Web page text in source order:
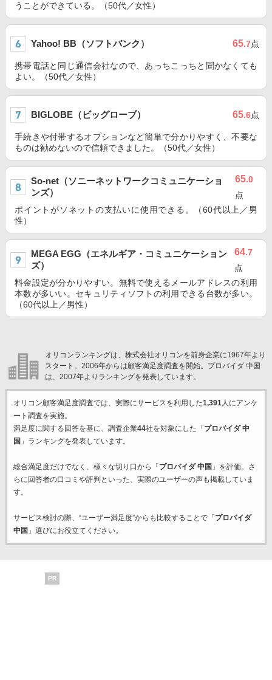
うことができている。（50代／女性）
Yahoo! BB（ソフトバンク） 65.7点
携帯電話と同じ通信会社なので、あっちこっちと聞かなくても
よい。（50代／女性）
BIGLOBE（ビッグローブ） 65.6点
手続きや付帯するオプションなど簡単で分かりやすく、不要な
ものは勧めないので信頼できました。（50代／女性）
So-net（ソニーネットワークコミュニケーショ
ンズ）
65.0
点
ポイントがソネットの支払いに使用できる。（60代以上／男
性）
MEGA EGG（エネルギア・コミュニケーション
ズ）
64.7
点
料金設定が分かりやすい。無料で使えるメールアドレスの利用
本数が多いい。セキュリティソフトの利用できる台数が多い。
（60代以上／男性）
オリコンランキングは、株式会社オリコンを前身企業に1967年より
スタート。2006年からは顧客満足度調査を開始。プロバイダ 中国
は、2007年よりランキングを発表しています。
オリコン顧客満足度調査では、実際にサービスを利用した1,391人にアンケ
ート調査を実施。
満足度に関する回答を基に、調査企業44社を対象にした「 プロバイダ 中
国 」ランキングを発表しています。
総合満足度だけでなく、様々な切り口から「 プロバイダ 中国 」を評価。さ
らに回答者の口コミや評判といった、実際のユーザーの声も掲載していま
す。
サービス検討の際、“ユーザー満足度”からも比較することで「 プロバイダ
中国 」選びにお役立てください。
PR